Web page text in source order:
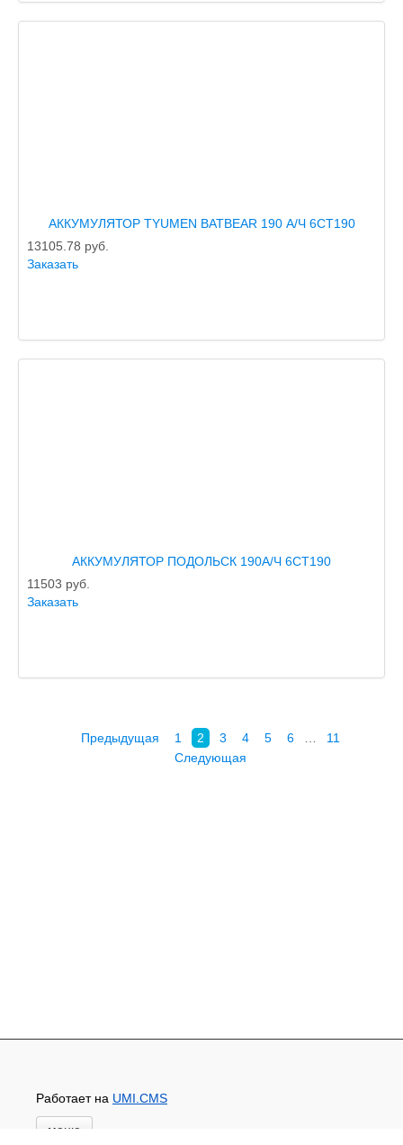
АККУМУЛЯТОР TYUMEN BATBEAR 190 А/Ч 6CT190
13105.78 руб.
Заказать
АККУМУЛЯТОР ПОДОЛЬСК 190А/Ч 6СТ190
11503 руб.
Заказать
Предыдущая 1 2 3 4 5 6
11
Следующая
Работает на UMI.CMS
меню